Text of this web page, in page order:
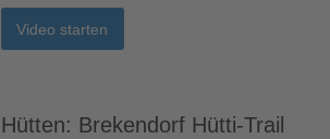
Video starten
Hütten: Brekendorf Hütti-Trail